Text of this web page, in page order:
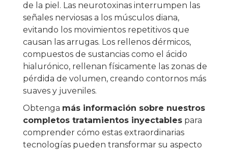
de la piel. Las neurotoxinas interrumpen las
señales nerviosas a los músculos diana,
evitando los movimientos repetitivos que
causan las arrugas. Los rellenos dérmicos,
compuestos de sustancias como el ácido
hialurónico, rellenan físicamente las zonas de
pérdida de volumen, creando contornos más
suaves y juveniles.
Obtenga más información sobre nuestros
completos tratamientos inyectables para
comprender cómo estas extraordinarias
tecnologías pueden transformar su aspecto